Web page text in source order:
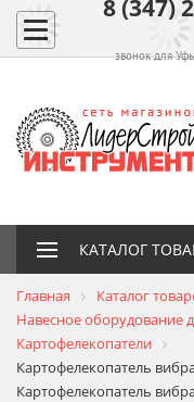
8 (347)
звонок для
КАТАЛОГ
Главная Каталог
Навесное оборудование
Картофелекопатели
Картофелекопатель
Картофелекопатель